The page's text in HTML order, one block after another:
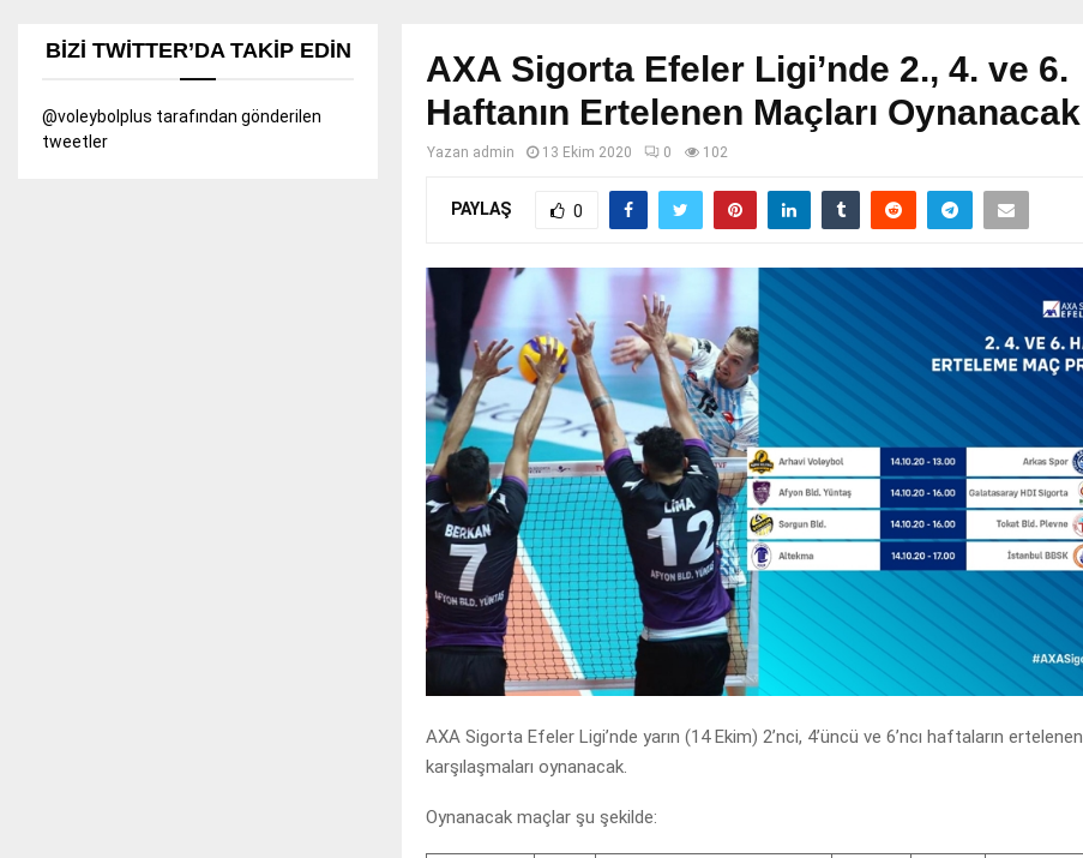
AXA Sigorta Efeler Ligi’nde 2., 4. ve 6.
Haftanın Ertelenen Maçları Oynanacak
Yazan admin 13 Ekim 2020 0 102
PAYLAŞ 0
AXA Sigorta Efeler Ligi’nde yarın (14 Ekim) 2’nci, 4’üncü ve 6’ncı haftaların ertelenen
karşılaşmaları oynanacak.
Oynanacak maçlar şu şekilde:
BIZI TWITTER’DA TAKIP EDIN
@voleybolplus tarafından gönderilen
tweetler